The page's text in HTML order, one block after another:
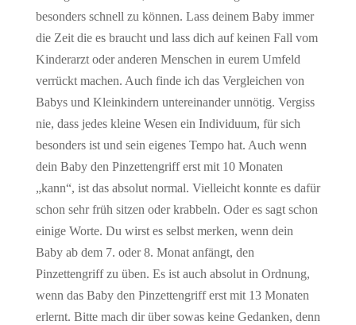
besonders schnell zu können. Lass deinem Baby immer
die Zeit die es braucht und lass dich auf keinen Fall vom
Kinderarzt oder anderen Menschen in eurem Umfeld
verrückt machen. Auch finde ich das Vergleichen von
Babys und Kleinkindern untereinander unnötig. Vergiss
nie, dass jedes kleine Wesen ein Individuum, für sich
besonders ist und sein eigenes Tempo hat. Auch wenn
dein Baby den Pinzettengriff erst mit 10 Monaten
„kann“, ist das absolut normal. Vielleicht konnte es dafür
schon sehr früh sitzen oder krabbeln. Oder es sagt schon
einige Worte. Du wirst es selbst merken, wenn dein
Baby ab dem 7. oder 8. Monat anfängt, den
Pinzettengriff zu üben. Es ist auch absolut in Ordnung,
wenn das Baby den Pinzettengriff erst mit 13 Monaten
erlernt. Bitte mach dir über sowas keine Gedanken, denn